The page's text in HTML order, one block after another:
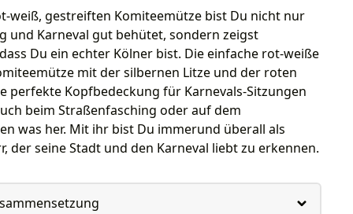
weiß, gestreiften Komiteemütze bist Du nicht nur
und Karneval gut behütet, sondern zeigst
Du ein echter Kölner bist. Die einfache rot-weiße
mit der silbernen Litze und der roten
perfekte Kopfbedeckung für Karnevals-Sitzungen
beim Straßenfasching oder auf dem
was her. Mit ihr bist Du immerund überall als
der seine Stadt und den Karneval liebt zu erkennen.